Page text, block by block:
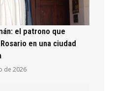
el patrono que
en una ciudad
de 2026